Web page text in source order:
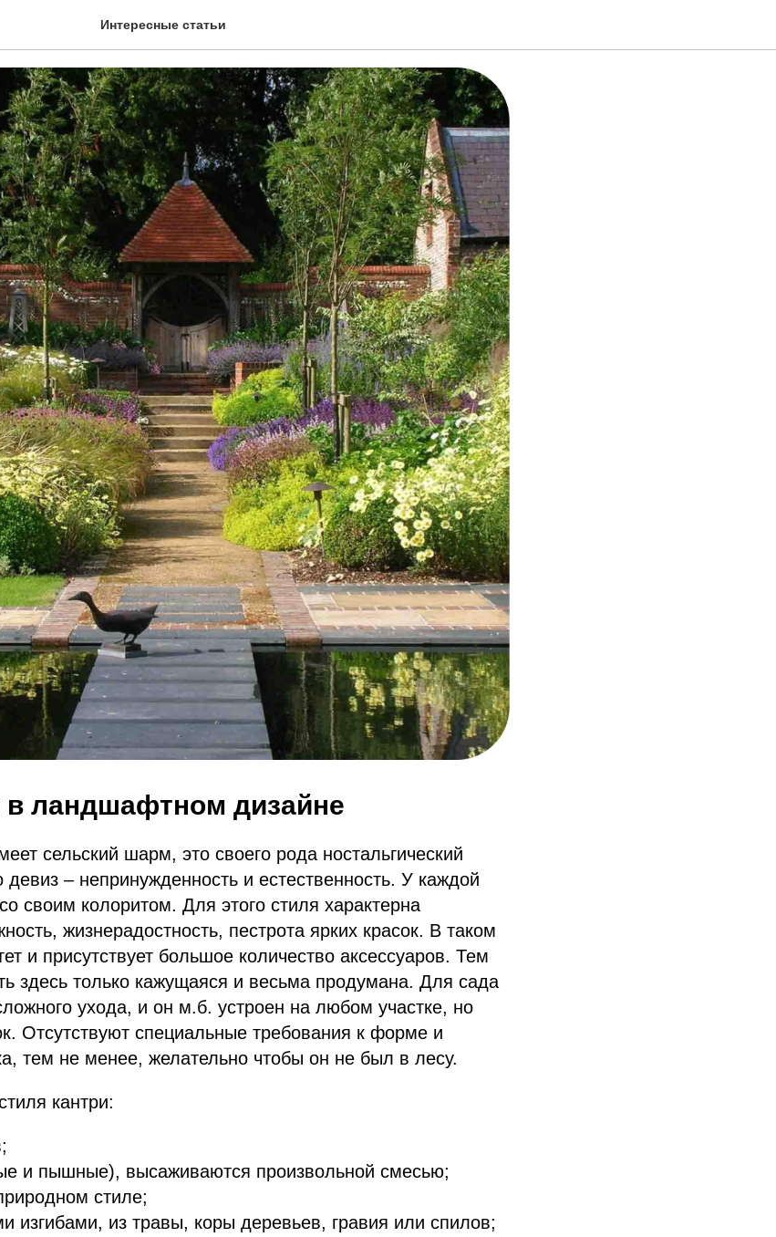
Интересные статьи
в ландшафтном дизайне
в ландшафтном дизайне
сельский шарм, это своего рода ностальгический
девиз – непринужденность и естественность. У каждой
своим колоритом. Для этого стиля характерна
жизнерадостность, пестрота ярких красок. В таком
и присутствует большое количество аксессуаров. Тем
здесь только кажущаяся и весьма продумана. Для сада
ухода, и он м.б. устроен на любом участке, но
Отсутствуют специальные требования к форме и
тем не менее, желательно чтобы он не был в лесу.
кантри:
и пышные), высаживаются произвольной смесью;
стиле;
изгибами, из травы, коры деревьев, гравия или спилов;